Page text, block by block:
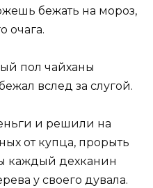
бежать на мороз,
очага.
пол чайханы
вслед за слугой.
и решили на
от купца, прорыть
каждый дехканин
у своего дувала.